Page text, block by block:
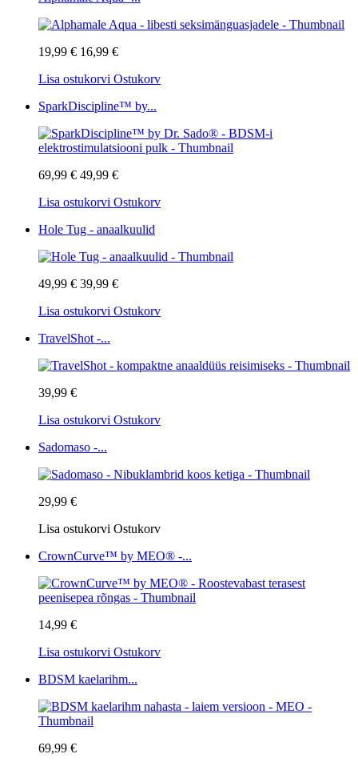
19,99 € 16,99 €
Lisa ostukorvi Ostukorv
SparkDiscipline™ by...
69,99 € 49,99 €
Lisa ostukorvi Ostukorv
Hole Tug - anaalkuulid
49,99 € 39,99 €
Lisa ostukorvi Ostukorv
TravelShot -...
39,99 €
Lisa ostukorvi Ostukorv
Sadomaso -...
29,99 €
Lisa ostukorvi Ostukorv
CrownCurve™ by MEO® -...
14,99 €
Lisa ostukorvi Ostukorv
BDSM kaelarihm...
69,99 €